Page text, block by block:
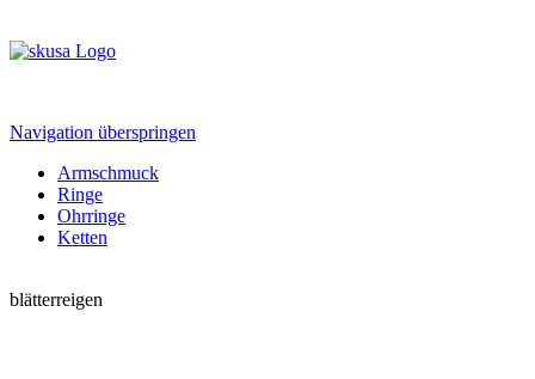
Navigation überspringen
Armschmuck
Ringe
Ohrringe
Ketten
blätterreigen